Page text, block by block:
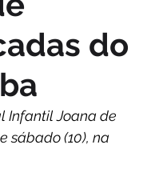
do
Infantil Joana de
sábado (10), na